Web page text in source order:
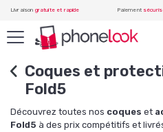
Livraison gratuite et rapide Paiement
Coques et
Fold5
Découvrez toutes nos coques et
Fold5 à des prix compétitifs et